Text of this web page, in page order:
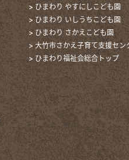
> ひまわり やすにしこども園
> ひまわり いしうちこども園
> ひまわり さかえこども園
> 大竹市さかえ子育て支援セン
> ひまわり福祉会総合トップ